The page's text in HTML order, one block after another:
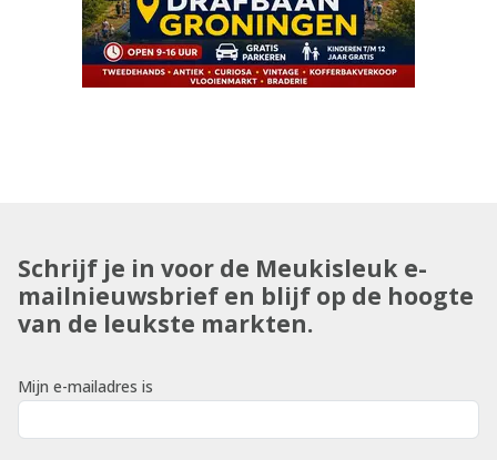
Schrijf je in voor de Meukisleuk e-
mailnieuwsbrief en blijf op de hoogte
van de leukste markten.
Mijn e-mailadres is